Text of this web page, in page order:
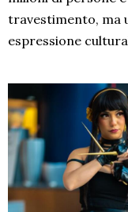
travestimento, ma
espressione